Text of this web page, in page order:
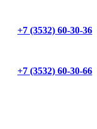
+7 (3532) 60-30-36
+7 (3532) 60-30-66